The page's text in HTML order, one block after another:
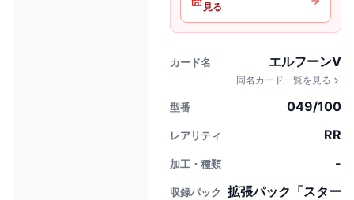
見る
カード名 エルフーンV
同名カード一覧を見る
型番 049/100
レアリティ RR
加工・種類 -
収録パック
拡張パック「スター